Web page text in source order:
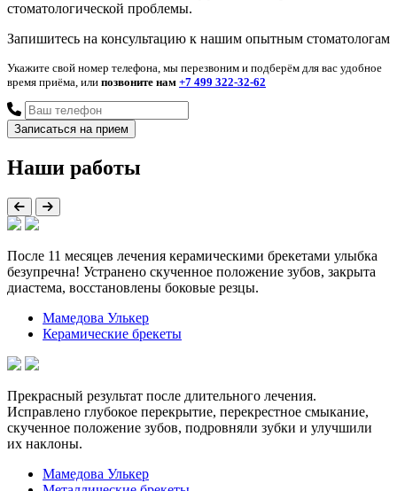
стоматологической проблемы.
Запишитесь на консультацию к нашим опытным стоматологам
Укажите свой номер телефона, мы перезвоним и подберём для вас удобное
время приёма, или позвоните нам +7 499 322-32-62
Наши работы
После 11 месяцев лечения керамическими брекетами улыбка
безупречна! Устранено скученное положение зубов, закрыта
диастема, восстановлены боковые резцы.
Мамедова Улькер
Керамические брекеты
Прекрасный результат после длительного лечения.
Исправлено глубокое перекрытие, перекрестное смыкание,
скученное положение зубов, подровняли зубки и улучшили
их наклоны.
Мамедова Улькер